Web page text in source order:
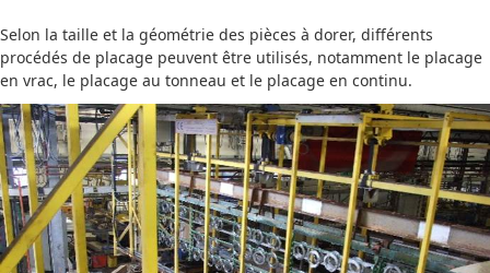
Selon la taille et la géométrie des pièces à dorer, différents
procédés de placage peuvent être utilisés, notamment le placage
en vrac, le placage au tonneau et le placage en continu.